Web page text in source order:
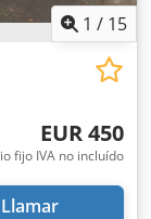
1 / 15
EUR 450
fijo IVA no incluído
Llamar